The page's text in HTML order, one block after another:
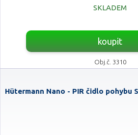
SKLADEM
koupit
Obj.č. 3310
Hütermann Nano - PIR čidlo pohybu